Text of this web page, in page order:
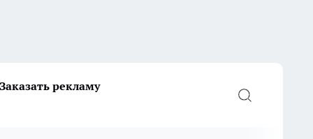
Заказать рекламу